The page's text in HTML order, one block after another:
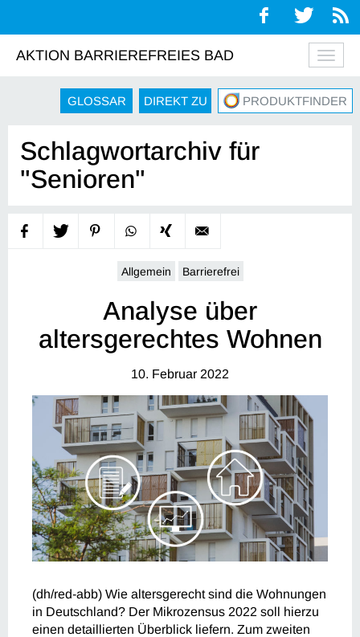
AKTION BARRIEREFREIES BAD
GLOSSAR DIREKT ZU PRODUKTFINDER
Schlagwortarchiv für
"Senioren"
Allgemein Barrierefrei
Analyse über
altersgerechtes Wohnen
10. Februar 2022
(dh/red-abb) Wie altersgerecht sind die Wohnungen
in Deutschland? Der Mikrozensus 2022 soll hierzu
einen detaillierten Überblick liefern. Zum zweiten